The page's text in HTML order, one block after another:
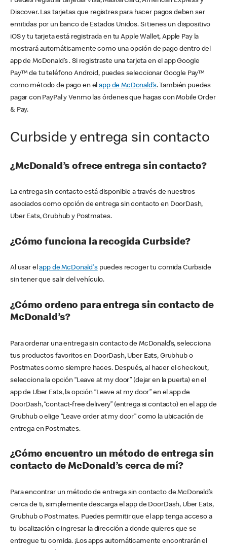
Discover. Las tarjetas que registres para hacer pagos deben ser
emitidas por un banco de Estados Unidos. Si tienes un dispositivo
iOS y tu tarjeta está registrada en tu Apple Wallet, Apple Pay la
mostrará automáticamente como una opción de pago dentro del
app de McDonald’s . Si registraste una tarjeta en el app Google
Pay™ de tu teléfono Android, puedes seleccionar Google Pay™
como método de pago en elapp de McDonald’s. También puedes
pagar con PayPal y Venmo las órdenes que hagas con Mobile Order
& Pay.
Curbside y entrega sin contacto
¿McDonald’s ofrece entrega sin contacto?
La entrega sin contacto está disponible a través de nuestros
asociados como opción de entrega sin contacto en DoorDash,
Uber Eats, Grubhub y Postmates.
¿Cómo funciona la recogida Curbside?
Al usar elapp de McDonald'spuedes recoger tu comida Curbside
sin tener que salir del vehículo.
¿Cómo ordeno para entrega sin contacto de
McDonald’s?
Para ordenar una entrega sin contacto de McDonald’s, selecciona
tus productos favoritos en DoorDash, Uber Eats, Grubhub o
Postmates como siempre haces. Después, al hacer el checkout,
selecciona la opción “Leave at my door” (dejar en la puerta) en el
app de Uber Eats, la opción “Leave at my door” en el app de
DoorDash, “contact-free delivery” (entrega si contacto) en el app de
Grubhub o elige “Leave order at my door” como la ubicación de
entrega en Postmates.
¿Cómo encuentro un método de entrega sin
contacto de McDonald’s cerca de mí?
Para encontrar un método de entrega sin contacto de McDonald’s
cerca de ti, simplemente descarga el app de DoorDash, Uber Eats,
Grubhub o Postmates. Puedes permitir que el app tenga acceso a
tu localización o ingresar la dirección a donde quieres que se
entregue tu comida. ¡Los apps automáticamente encontrarán el